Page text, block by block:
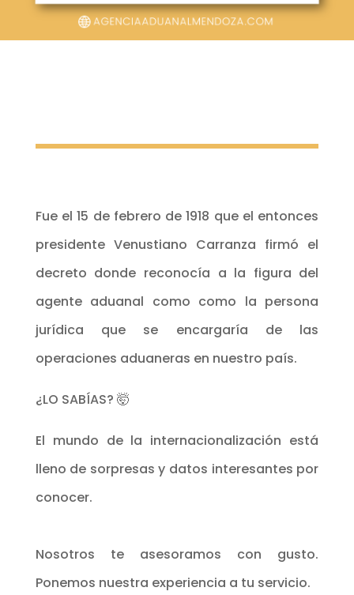
Fue el 15 de febrero de 1918 que el entonces
presidente Venustiano Carranza firmó el
decreto donde reconocía a la figura del
agente aduanal como como la persona
jurídica que se encargaría de las
operaciones aduaneras en nuestro país.
¿LO SABÍAS? 🤯
El mundo de la internacionalización está
lleno de sorpresas y datos interesantes por
conocer.
Nosotros te asesoramos con gusto.
Ponemos nuestra experiencia a tu servicio.